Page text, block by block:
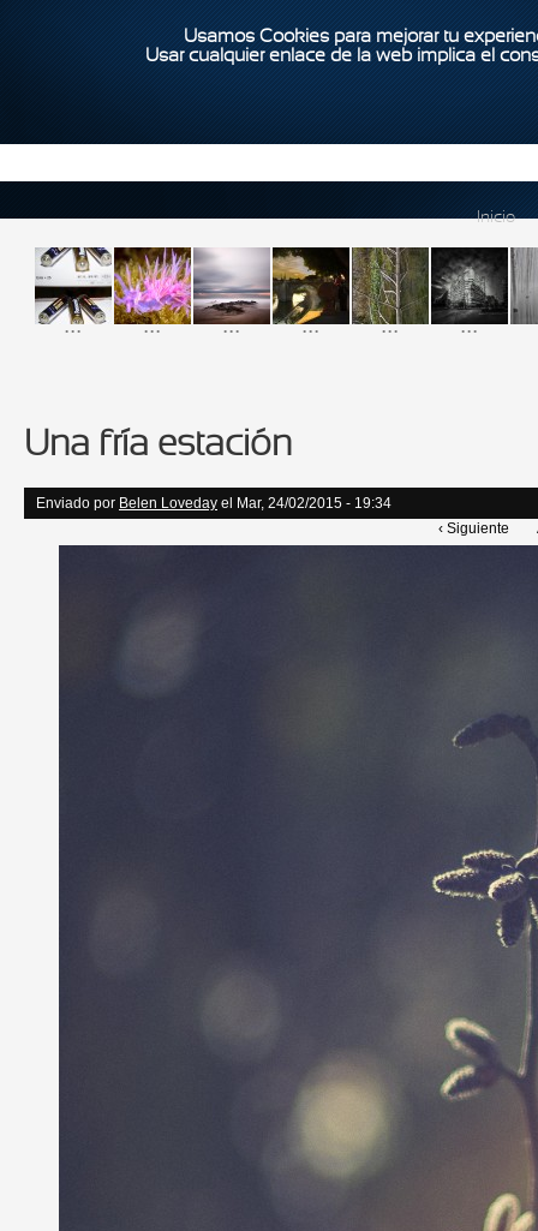
Usamos Cookies para mejorar tu
Usar cualquier enlace de la web implica el
Inicio
... ... ... ... ... ...
Una fría estación
Enviado por Belen Loveday el Mar, 24/02/2015 - 19:34
‹ Siguiente